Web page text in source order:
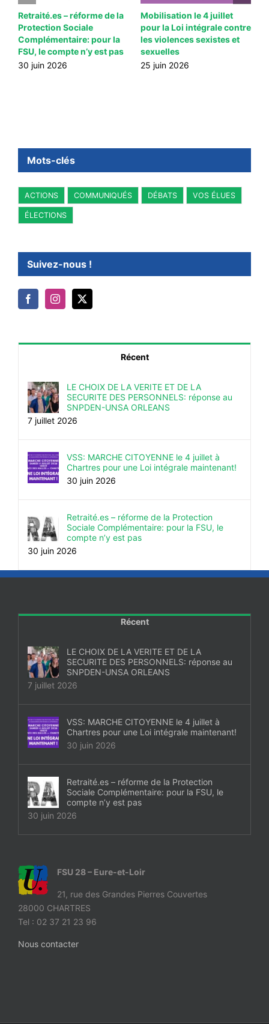
Retraité.es – réforme de la
Protection Sociale
Complémentaire: pour la
FSU, le compte n’y est pas
30 juin 2026
Mobilisation le 4 juillet
pour la Loi intégrale contre
les violences sexistes et
sexuelles
25 juin 2026
Mots-clés
ACTIONS COMMUNIQUÉS DÉBATS VOS ÉLUES
ÉLECTIONS
Suivez-nous !
Récent
LE CHOIX DE LA VERITE ET DE LA
SECURITE DES PERSONNELS: réponse au
SNPDEN-UNSA ORLEANS
7 juillet 2026
VSS: MARCHE CITOYENNE le 4 juillet à
Chartres pour une Loi intégrale maintenant!
30 juin 2026
Retraité.es – réforme de la Protection
Sociale Complémentaire: pour la FSU, le
compte n’y est pas
30 juin 2026
Récent
LE CHOIX DE LA VERITE ET DE LA
SECURITE DES PERSONNELS: réponse au
SNPDEN-UNSA ORLEANS
7 juillet 2026
VSS: MARCHE CITOYENNE le 4 juillet à
Chartres pour une Loi intégrale maintenant!
30 juin 2026
Retraité.es – réforme de la Protection
Sociale Complémentaire: pour la FSU, le
compte n’y est pas
30 juin 2026
FSU 28 – Eure-et-Loir
21, rue des Grandes Pierres Couvertes
28000 CHARTRES
Tel : 02 37 21 23 96
Nous contacter